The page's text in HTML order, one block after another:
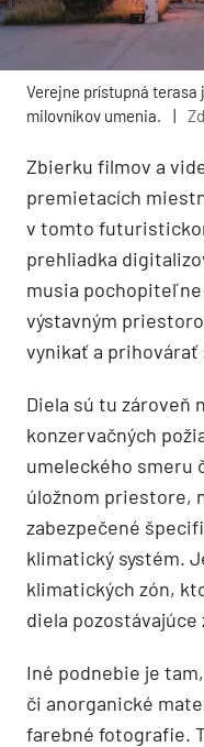
Verejne prístupná terasa
milovníkov umenia.
|
Zbierku filmov a
premietacích
v tomto
prehliadka
musia
výstavným
vynikať a prihovárať
Diela sú tu zároveň
konzervačných
umeleckého smeru
úložnom priestore,
zabezpečené
klimatický systém.
klimatických zón,
diela
Iné podnebie je
či anorganické
farebné fotografie.